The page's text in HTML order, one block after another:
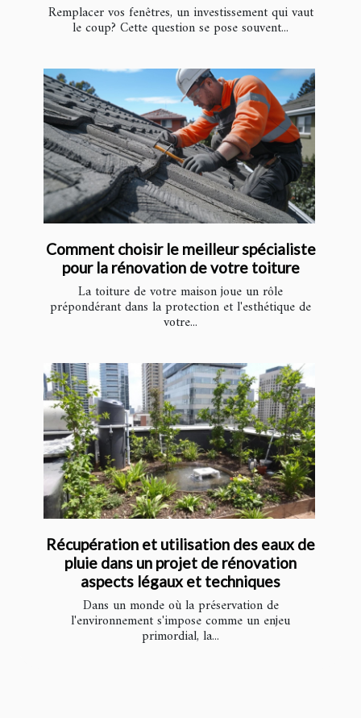
Remplacer vos fenêtres, un investissement qui vaut
le coup? Cette question se pose souvent...
Comment choisir le meilleur spécialiste
pour la rénovation de votre toiture
La toiture de votre maison joue un rôle
prépondérant dans la protection et l'esthétique de
votre...
Récupération et utilisation des eaux de
pluie dans un projet de rénovation
aspects légaux et techniques
Dans un monde où la préservation de
l'environnement s'impose comme un enjeu
primordial, la...